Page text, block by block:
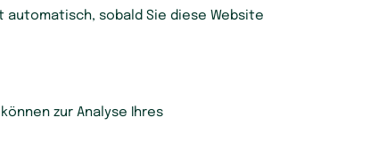
sobald Sie diese Website
zur Analyse Ihres